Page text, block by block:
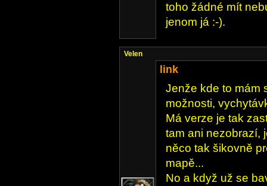
toho žádné mít
jenom já :-).
Velen
link
Jenže kde to mám
možnosti,
Má verze je tak
tam ani nezobrazí,
něco tak šikovně
mapě...
No a když už se